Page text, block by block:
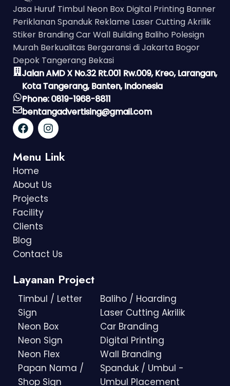
Jasa Huruf Timbul Neon Box Digital Printing Banner
Periklanan Spanduk Reklame Laser Cutting Akrilik
Stiker Branding Car Wall Building Baliho Polesign
Murah Berkualitas Bergaransi di Jakarta Bogor
Depok Tangerang Bekasi
Jalan AMD X No.32 Rt.001 Rw.009, Kreo, Larangan,
Kota Tangerang, Banten, Indonesia
Phone: 0819-1968-8811
bentangadvertising@gmail.com
Menu Link
Home
About Us
Projects
Facility
Clients
Blog
Contact Us
Layanan Project
Timbul / Letter
Sign
Neon Box
Neon Sign
Neon Flex
Papan Nama /
Shop Sign
Baliho / Hoarding
Laser Cutting Akrilik
Car Branding
Digital Printing
Wall Branding
Spanduk / Umbul -
Umbul Placement